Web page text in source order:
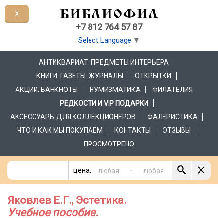
+7 812 764 57 87
Select Language ▼
АНТИКВАРИАТ. ПРЕДМЕТЫ ИНТЕРЬЕРА
КНИГИ. ГАЗЕТЫ. ЖУРНАЛЫ
ОТКРЫТКИ
АКЦИИ, БАНКНОТЫ
НУМИЗМАТИКА
ФИЛАТЕЛИЯ
РЕДКОСТИ И VIP ПОДАРКИ
АКСЕССУАРЫ ДЛЯ КОЛЛЕКЦИОНЕРОВ
ФАЛЕРИСТИКА
ЧТО И КАК МЫ ПОКУПАЕМ
КОНТАКТЫ
ОТЗЫВЫ
ПРОСМОТРЕНО
цена: -
Яковлев Е.Г., Эстетика.
Учебное пособие.
X